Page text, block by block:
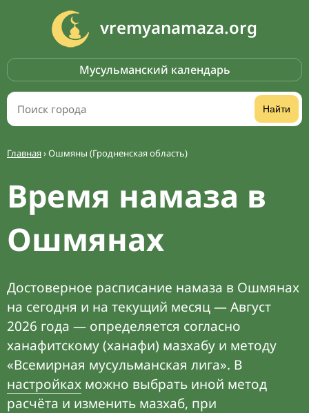
vremyanamaza.org
Мусульманский календарь
Найти
Главная›Ошмяны (Гродненская область)
Время намаза в
Ошмянах
Достоверное расписание намаза в Ошмянах
на сегодня и на текущий месяц — Август
2026 года — определяется согласно
ханафитскому (ханафи) мазхабу и методу
«Всемирная мусульманская лига». В
настройках можно выбрать иной метод
расчёта и изменить мазхаб, при